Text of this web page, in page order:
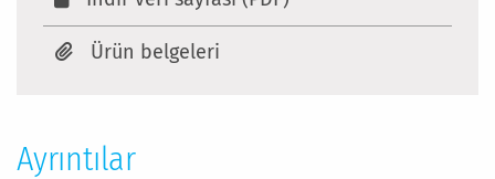
Ürün belgeleri
Ayrıntılar